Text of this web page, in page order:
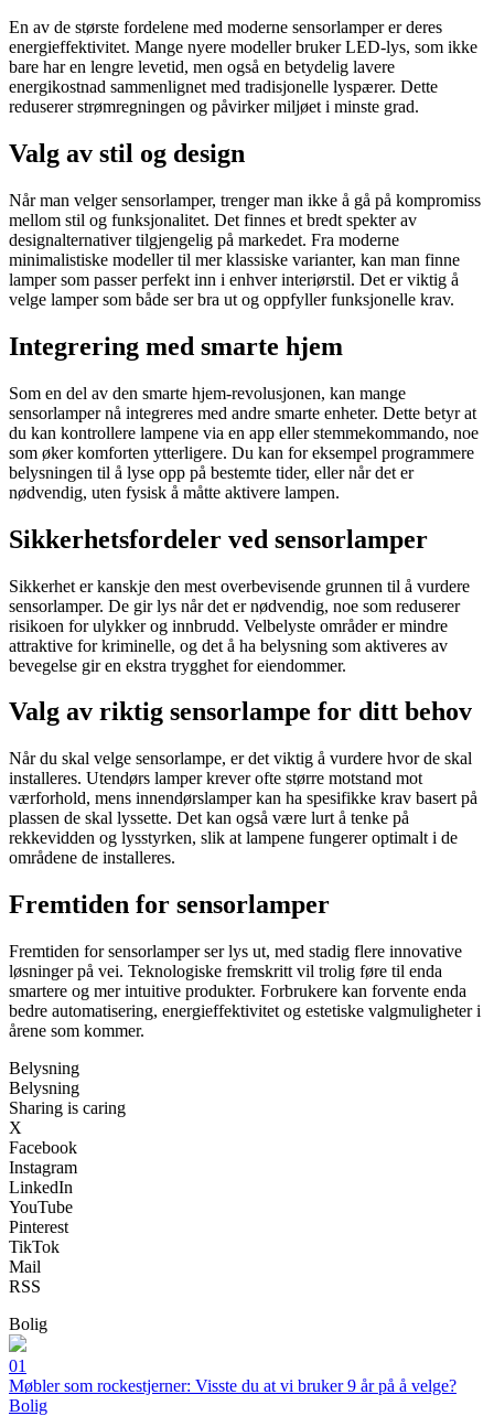
En av de største fordelene med moderne sensorlamper er deres
energieffektivitet. Mange nyere modeller bruker LED-lys, som ikke
bare har en lengre levetid, men også en betydelig lavere
energikostnad sammenlignet med tradisjonelle lyspærer. Dette
reduserer strømregningen og påvirker miljøet i minste grad.
Valg av stil og design
Når man velger sensorlamper, trenger man ikke å gå på kompromiss
mellom stil og funksjonalitet. Det finnes et bredt spekter av
designalternativer tilgjengelig på markedet. Fra moderne
minimalistiske modeller til mer klassiske varianter, kan man finne
lamper som passer perfekt inn i enhver interiørstil. Det er viktig å
velge lamper som både ser bra ut og oppfyller funksjonelle krav.
Integrering med smarte hjem
Som en del av den smarte hjem-revolusjonen, kan mange
sensorlamper nå integreres med andre smarte enheter. Dette betyr at
du kan kontrollere lampene via en app eller stemmekommando, noe
som øker komforten ytterligere. Du kan for eksempel programmere
belysningen til å lyse opp på bestemte tider, eller når det er
nødvendig, uten fysisk å måtte aktivere lampen.
Sikkerhetsfordeler ved sensorlamper
Sikkerhet er kanskje den mest overbevisende grunnen til å vurdere
sensorlamper. De gir lys når det er nødvendig, noe som reduserer
risikoen for ulykker og innbrudd. Velbelyste områder er mindre
attraktive for kriminelle, og det å ha belysning som aktiveres av
bevegelse gir en ekstra trygghet for eiendommer.
Valg av riktig sensorlampe for ditt behov
Når du skal velge sensorlampe, er det viktig å vurdere hvor de skal
installeres. Utendørs lamper krever ofte større motstand mot
værforhold, mens innendørslamper kan ha spesifikke krav basert på
plassen de skal lyssette. Det kan også være lurt å tenke på
rekkevidden og lysstyrken, slik at lampene fungerer optimalt i de
områdene de installeres.
Fremtiden for sensorlamper
Fremtiden for sensorlamper ser lys ut, med stadig flere innovative
løsninger på vei. Teknologiske fremskritt vil trolig føre til enda
smartere og mer intuitive produkter. Forbrukere kan forvente enda
bedre automatisering, energieffektivitet og estetiske valgmuligheter i
årene som kommer.
Belysning
Belysning
Sharing is caring
X
Facebook
Instagram
LinkedIn
YouTube
Pinterest
TikTok
Mail
RSS
Bolig
01
Møbler som rockestjerner: Visste du at vi bruker 9 år på å velge?
Bolig